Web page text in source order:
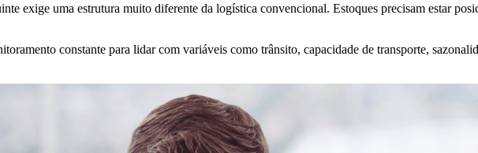
exige uma estrutura muito diferente da logística convencional. Estoques precisam estar
constante para lidar com variáveis como trânsito, capacidade de transporte,